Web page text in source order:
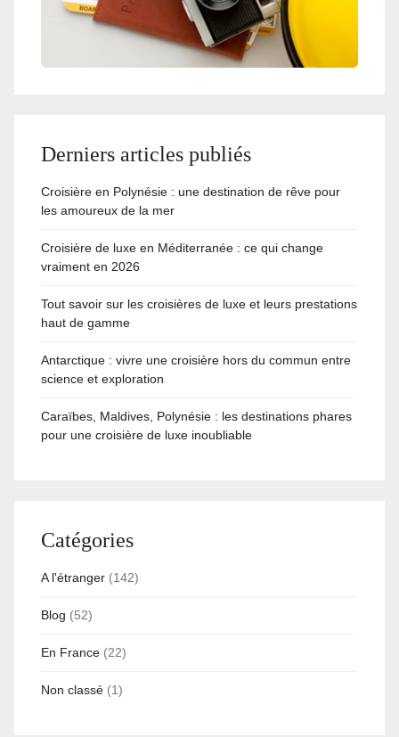
Derniers articles publiés
Croisière en Polynésie : une destination de rêve pour
les amoureux de la mer
Croisière de luxe en Méditerranée : ce qui change
vraiment en 2026
Tout savoir sur les croisières de luxe et leurs prestations
haut de gamme
Antarctique : vivre une croisière hors du commun entre
science et exploration
Caraïbes, Maldives, Polynésie : les destinations phares
pour une croisière de luxe inoubliable
Catégories
A l'étranger (142)
Blog (52)
En France (22)
Non classé (1)